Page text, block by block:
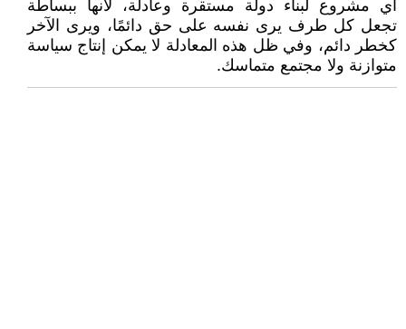
أي مشروع لبناء دولة مستقرة وعادلة، لأنها ببساطة
تجعل كل طرف يرى نفسه على حق دائمًا، ويرى الآخر
كخطر دائم، وفي ظل هذه المعادلة لا يمكن إنتاج سياسة
متوازنة ولا مجتمع متماسك.